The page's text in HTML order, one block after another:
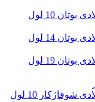
حوله خشک کن فولادی بوتان 10 لول
حوله خشک کن فولادی بوتان 14 لول
حوله خشک کن فولادی بوتان 19 لول
حوله خشک کن فولادی شوفاژکار 10 لول